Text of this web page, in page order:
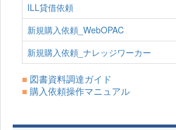
ILL貸借依頼
新規購入依頼_WebOPAC
新規購入依頼_ナレッジワーカー
■ 図書資料調達ガイド
■購入依頼操作マニュアル